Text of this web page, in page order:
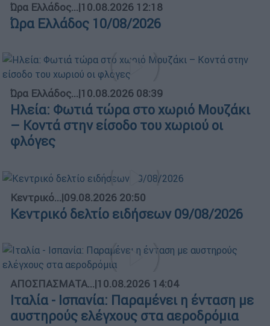
Ώρα Ελλάδος...|10.08.2026 12:18
Ώρα Ελλάδος 10/08/2026
Ώρα Ελλάδος...|10.08.2026 08:39
Ηλεία: Φωτιά τώρα στο χωριό Μουζάκι
– Κοντά στην είσοδο του χωριού οι
φλόγες
Κεντρικό...|09.08.2026 20:50
Κεντρικό δελτίο ειδήσεων 09/08/2026
ΑΠΟΣΠΑΣΜΑΤΑ...|10.08.2026 14:04
Ιταλία - Ισπανία: Παραμένει η ένταση με
αυστηρούς ελέγχους στα αεροδρόμια